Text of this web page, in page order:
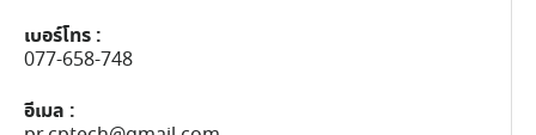
เบอร์โทร :
077-658-748
อีเมล :